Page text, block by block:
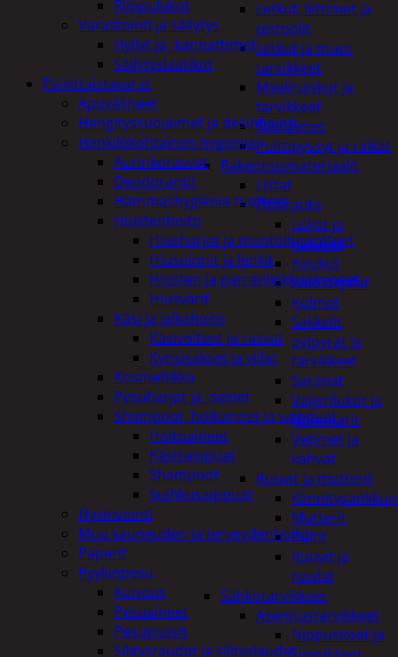
Letkut, liittimet ja
pistoolit
Letkut ja muut
tarvikkeet
Maaliruiskut ja
tarvikkeet
Naulaimet
Pulttipyssyt ja räikät
Rakennusmateriaalit
Listat
Pienrauta
Lukot ja
hakaset
Koukut
Kalustejalat
Kulmat
Sakkelit,
pylpyrät ja
tarvikkeet
Saranat
Vaijerilukot ja
klemmarit
Vetimet ja
kahvat
Ruuvit ja mutterit
Mutterit
Pultit
Ruuvit ja
naulat
Sähkötarvikkeet
Asennustarvikkeet
Nippusiteet ja
Riippulukot
Varastointi ja säilytys
Hyllyt ja -kannattimet
Säilytyslaatikot
Päivittäistavarat
Apuvälineet
Hengityssuojaimet ja desinfiointi
Henkilökohtainen hygienia
Aurinkorasvat
Deodorantit
Hammashygienia tuotteet
Hiustenhoito
Hiusharjat ja muotoilutuotteet
Hiuspinnit ja lenkit
Hiusten ja parranleikkuukoneet
Hiusvärit
Käsi ja jalkahoito
Käsivoiteet ja rasvat
Kynsisakset ja viilat
Kosmetiikka
Pesuharjat ja -sienet
Shampoot, hoitaineet ja saippuat
Hoitoaineet
Käsisaippuat
Shampoot
Suihkusaippuat
Hyvinvointi
Muu kauneuden ja terveydenhoito
Paperit
Pyykinpesu
Kuivaus
Pesuaineet
Pesupussit
Silitysraudat ja silityslaudat